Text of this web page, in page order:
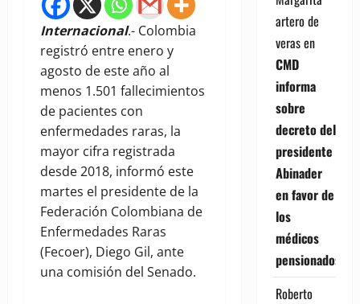
Internacional.- Colombia
registró entre enero y
agosto de este año al
menos 1.501 fallecimientos
de pacientes con
enfermedades raras, la
mayor cifra registrada
desde 2018, informó este
martes el presidente de la
Federación Colombiana de
Enfermedades Raras
(Fecoer), Diego Gil, ante
una comisión del Senado.
artero de
verasen
CMD
informa
sobre
decreto del
presidente
Abinader
en favor de
los
médicos
pensionados
Roberto